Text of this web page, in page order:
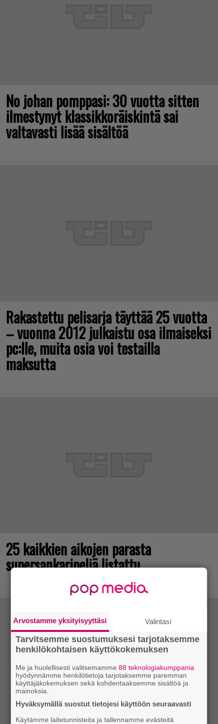
No johan pomppasi: 30 vuotta sitten
ilmestynyt klassikkoräiskintä sai
valtavasti lisää sisältöä
Rakastettu pelisarja täyttää 25 vuotta
– vuonna 2012 julkaistu osa ilmaiseksi
pc:lle, muita osia voi testailla
maksutta
25 kaikkien aikojen parasta
supersankaripeliä listattu
Arvostamme yksityisyyttäsi Valintasi
Tarvitsemme suostumuksesi tarjotaksemme
henkilökohtaisen käyttökokemuksen
Me ja huolellisesti valitsemamme88 teknologiakumppania
hyödynnämme henkilötietoja tarjotaksemme paremman
käyttäjäkokemuksen sekä kohdentaaksemme sisältöä ja
mainoksia.
Hyväksymällä suostut tietojesi käyttöön seuraavasti
Käytämme laitetunnisteita ja tallennamme evästeitä